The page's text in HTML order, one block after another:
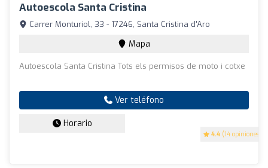
Autoescola Santa Cristina
4.4 (14 opiniones)
Carrer Monturiol, 33 - 17246, Santa Cristina d'Aro
Mapa
Autoescola Santa Cristina Tots els permisos de moto i cotxe
Ver teléfono
Horario